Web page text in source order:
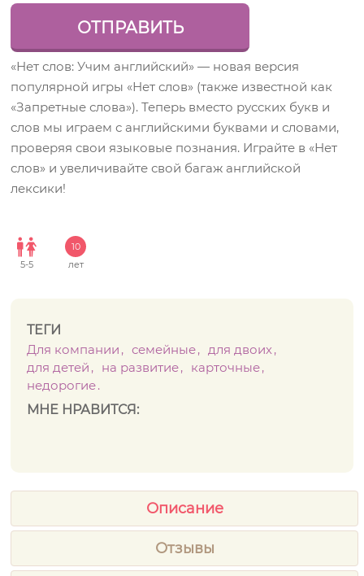
«Нет слов: Учим английский» — новая версия
популярной игры «Нет слов» (также известной как
«Запретные слова»). Теперь вместо русских букв и
слов мы играем с английскими буквами и словами,
проверяя свои языковые познания. Играйте в «Нет
слов» и увеличивайте свой багаж английской
лексики!
5-5
10
лет
ТЕГИ
Для компании
семейные
для двоих
для детей
на развитие
карточные
недорогие
МНЕ НРАВИТСЯ:
Описание
Отзывы